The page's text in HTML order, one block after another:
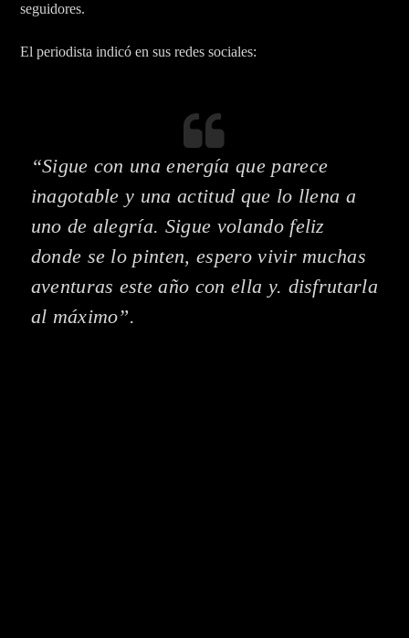
seguidores.
El periodista indicó en sus redes sociales:
“Sigue con una energía que parece
inagotable y una actitud que lo llena a
uno de alegría. Sigue volando feliz
donde se lo pinten, espero vivir muchas
aventuras este año con ella y. disfrutarla
al máximo”.